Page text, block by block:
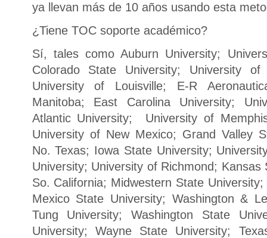
ya llevan más de 10 años usando esta
¿Tiene TOC soporte académico?
Sí, tales como Auburn University;
Colorado State University; University
University of Louisville; E-R
Manitoba; East Carolina University;
Atlantic University; University of
University of New Mexico; Grand Valley
No. Texas; Iowa State University;
University; University of Richmond;
So. California; Midwestern State
Mexico State University; Washington &
Tung University; Washington State
University; Wayne State University;